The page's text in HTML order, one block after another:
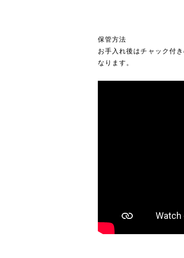
保管方法
お手入れ後はチャック付
なります。